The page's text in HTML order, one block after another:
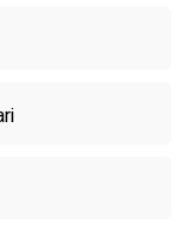
in auto è possibile
come navetta
borghi e i sentieri